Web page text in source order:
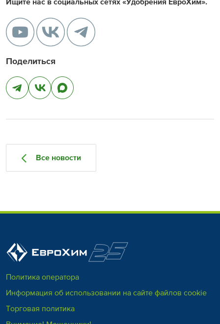
Ищите нас в социальных сетях «Удобрения ЕвроХим».
Поделиться
Все новости
Политика оператора
Информация об использовании на сайте файлов cookie
Торговая политика